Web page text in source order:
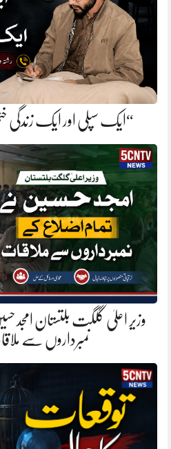
“ایک سپلی اور ایک زندگی
وزیر اعلیٰ گلگت بلتستان
نمبرداروں سے